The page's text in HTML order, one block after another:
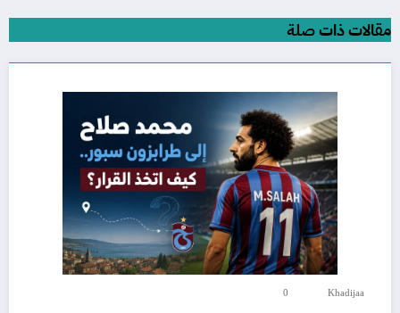
مقالات ذات صلة
Khadijaa
0